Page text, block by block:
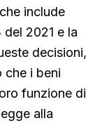
include
2021 e la
decisioni,
che i beni
funzione di
alla